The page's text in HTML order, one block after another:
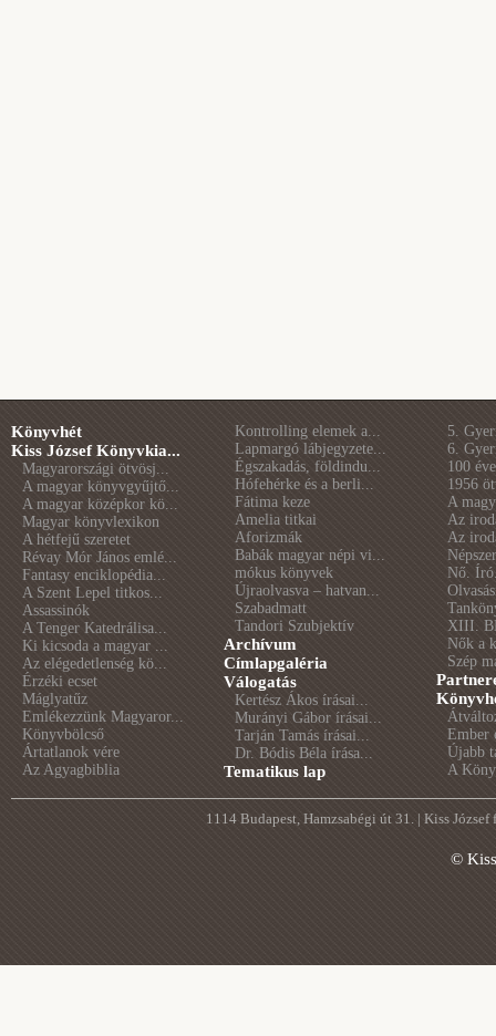
Könyvhét
Kiss József Könyvkia...
Magyarországi ötvösj...
A magyar könyvgyűjtő...
A magyar középkor kö...
Magyar könyvlexikon
A hétfejű szeretet
Révay Mór János emlé...
Fantasy enciklopédia...
A Szent Lepel titkos...
Assassinók
A Tenger Katedrálisa...
Ki kicsoda a magyar ...
Az elégedetlenség kö...
Érzéki ecset
Máglyatűz
Emlékezzünk Magyaror...
Könyvbölcső
Ártatlanok vére
Az Agyagbiblia
Kontrolling elemek a...
Lapmargó lábjegyzete...
Égszakadás, földindu...
Hófehérke és a berli...
Fátima keze
Amelia titkai
Aforizmák
Babák magyar népi vi...
mókus könyvek
Újraolvasva – hatvan...
Szabadmatt
Tandori Szubjektív
Archívum
Címlapgaléria
Válogatás
Kertész Ákos írásai...
Murányi Gábor írásai...
Tarján Tamás írásai...
Dr. Bódis Béla írása...
Tematikus lap
5.
6.
100
1956
A
Az
Az
Nő.
XIII.
Nők a
Szép
Ember
Újabb
A
1114 Budapest, Hamzsabégi út 31. | Kiss
©